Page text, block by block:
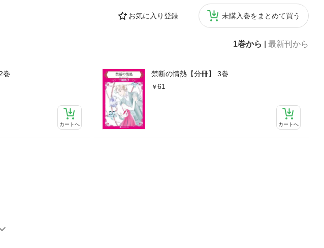
お気に入り登録 未購入巻をまとめて買う
1巻から 最新刊から
巻
カートへ
禁断の情熱【分冊】 3巻
61
カートへ